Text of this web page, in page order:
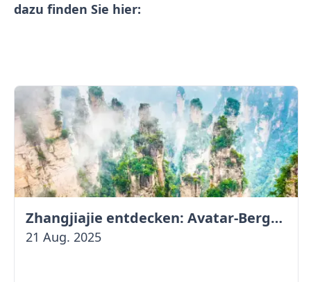
dazu finden Sie hier:
Zhangjiajie entdecken: Avatar-Berge & Altstadt von Fenghuang
21 Aug. 2025